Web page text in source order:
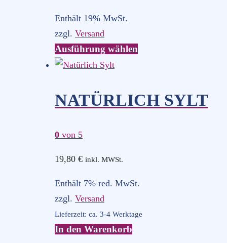
werden
bis
Enthält 19% MwSt.
zzgl. Versand
Ausführung wählen
mehrere
Varianten
auf
Produktseite
NATÜRLICH SYLT
0 von 5
19,80 € inkl. MWSt.
Enthält 7% red. MwSt.
zzgl. Versand
Lieferzeit: ca. 3-4 Werktage
In den Warenkorb